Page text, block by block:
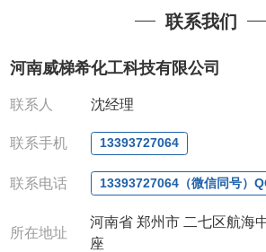
我司对高校及科研单位先发货和
作中有用到的试剂,欢迎前来询购
电话:0371-63377391/
QQ:3930072831
:13393727064
联系人: 沈晓东(欢迎致电
联系我们
河南威梯希化工科技有限公司
联系人 沈经理
联系手机 13393727064
联系电话 13393727064（微信同号）
所在地址
河南省 郑州市 二七区航海
座